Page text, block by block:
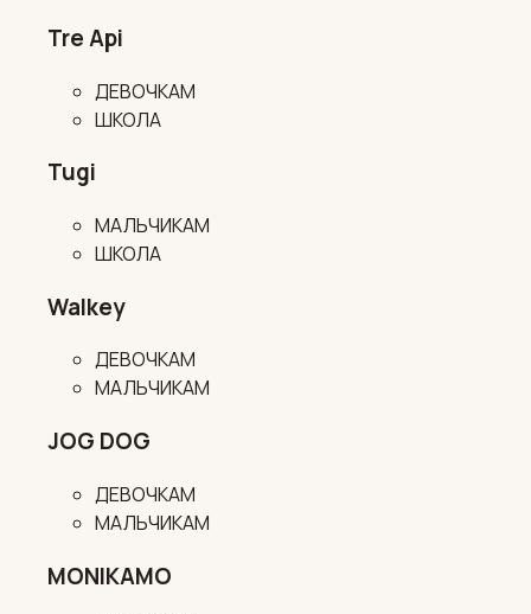
Tre Api
ДЕВОЧКАМ
ШКОЛА
Tugi
МАЛЬЧИКАМ
ШКОЛА
Walkey
ДЕВОЧКАМ
МАЛЬЧИКАМ
JOG DOG
ДЕВОЧКАМ
МАЛЬЧИКАМ
MONIKAMO